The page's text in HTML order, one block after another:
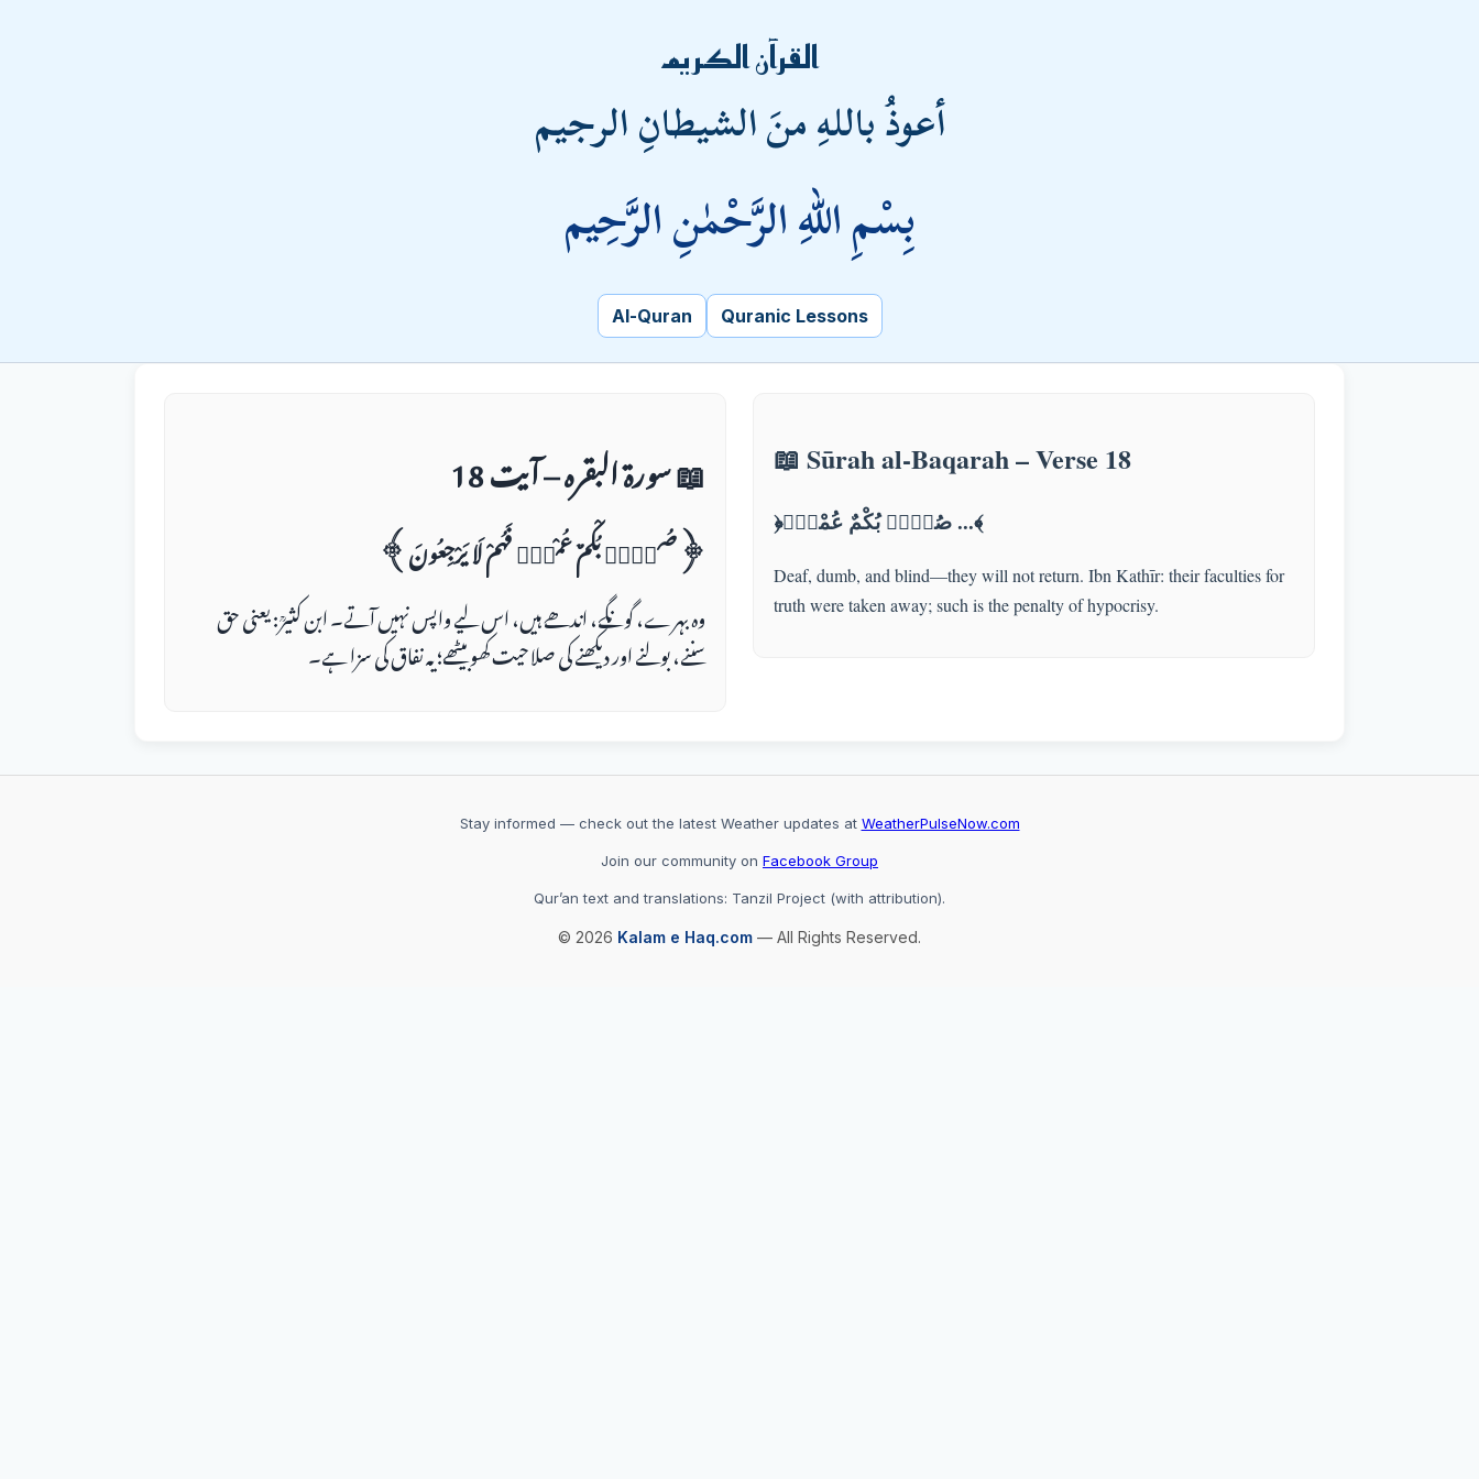
القرآن الكريم
أعوذُ باللهِ منَ الشيطانِ الرجيم
بِسْمِ اللهِ الرَّحْمٰنِ الرَّحِيم
Al-Quran Quranic Lessons
📖 سورۃ البقرہ – آیت 18
﴿صُمٌّۢ بُكْمٌ عُمْىٌۭ فَهُمْ لَا يَرْجِعُونَ﴾
وہ بہرے، گونگے، اندھے ہیں، اس لیے واپس نہیں آتے۔ ابن کثیرؒ: یعنی حق
سننے، بولنے اور دیکھنے کی صلاحیت کھو بیٹھے؛ یہ نفاق کی سزا ہے۔
📖 Sūrah al-Baqarah – Verse 18
﴿صُمٌّۢ بُكْمٌ عُمْىٌۭ ...﴾
Deaf, dumb, and blind—they will not return. Ibn Kathīr: their faculties for
truth were taken away; such is the penalty of hypocrisy.
Stay informed — check out the latest Weather updates at WeatherPulseNow.com
Join our community on Facebook Group
Qur’an text and translations: Tanzil Project (with attribution).
© 2026 Kalam e Haq.com — All Rights Reserved.